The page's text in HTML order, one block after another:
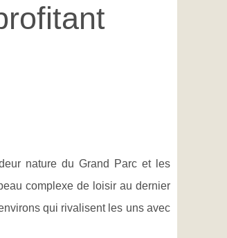
nature du Grand Parc et les
complexe de loisir au dernier
qui rivalisent les uns avec